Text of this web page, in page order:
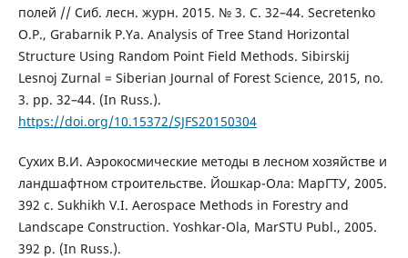
полей // Сиб. лесн. журн. 2015. № 3. С. 32–44. Secretenko
O.P., Grabarnik P.Ya. Analysis of Tree Stand Horizontal
Structure Using Random Point Field Methods. Sibirskij
Lesnoj Zurnal = Siberian Journal of Forest Science, 2015, no.
3. pp. 32–44. (In Russ.).
https://doi.org/10.15372/SJFS20150304
Сухих В.И. Аэрокосмические методы в лесном хозяйстве и
ландшафтном строительстве. Йошкар-Ола: МарГТУ, 2005.
392 с. Sukhikh V.I. Aerospace Methods in Forestry and
Landscape Construction. Yoshkar-Ola, MarSTU Publ., 2005.
392 p. (In Russ.).